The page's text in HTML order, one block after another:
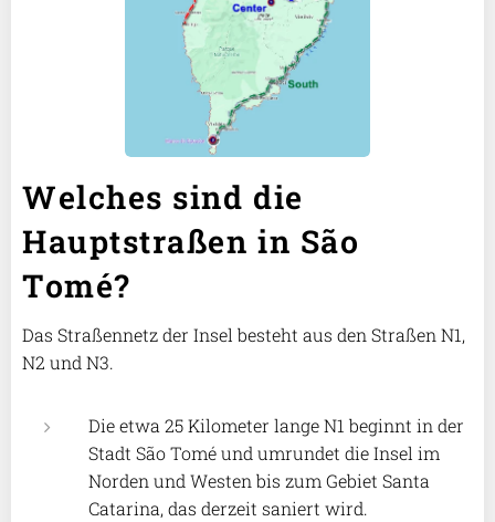
Welches sind die
Hauptstraßen in São
Tomé?
Das Straßennetz der Insel besteht aus den Straßen N1,
N2 und N3.
Die etwa 25 Kilometer lange N1 beginnt in der
Stadt São Tomé und umrundet die Insel im
Norden und Westen bis zum Gebiet Santa
Catarina, das derzeit saniert wird.